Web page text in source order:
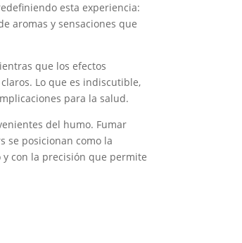
esta experiencia:
aromas y sensaciones que
que los efectos
Lo que es indiscutible,
para la salud.
del humo. Fumar
se posicionan como la
y con la precisión que permite